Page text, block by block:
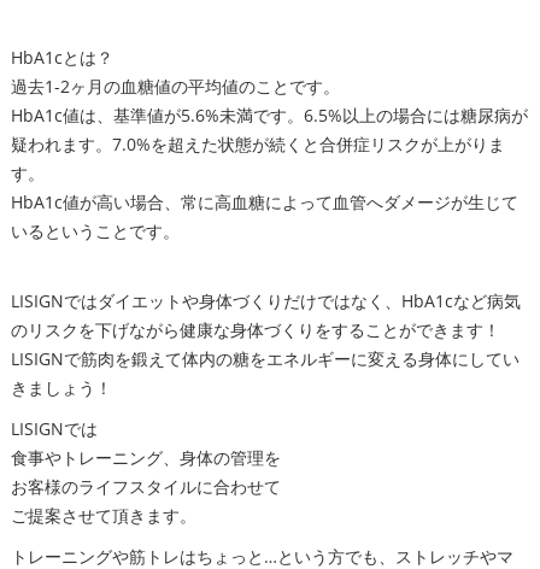
HbA1cとは？
過去1-2ヶ月の血糖値の平均値のことです。
HbA1c値は、基準値が5.6%未満です。6.5%以上の場合には糖尿病が
疑われます。7.0%を超えた状態が続くと合併症リスクが上がりま
す。
HbA1c値が高い場合、常に高血糖によって血管へダメージが生じて
いるということです。
LISIGNではダイエットや身体づくりだけではなく、HbA1cなど病気
のリスクを下げながら健康な身体づくりをすることができます！
LISIGNで筋肉を鍛えて体内の糖をエネルギーに変える身体にしてい
きましょう！
LISIGNでは
食事やトレーニング、身体の管理を
お客様のライフスタイルに合わせて
ご提案させて頂きます。
トレーニングや筋トレはちょっと…という方でも、ストレッチやマ